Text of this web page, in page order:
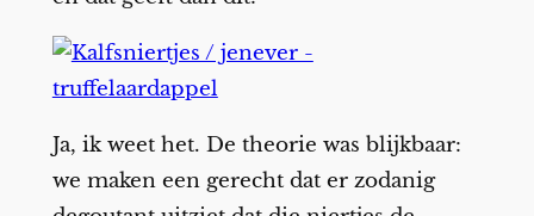
Ja, ik weet het. De theorie was blijkbaar:
we maken een gerecht dat er zodanig